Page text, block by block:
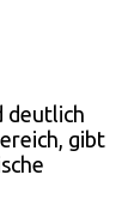
deutlich
gibt